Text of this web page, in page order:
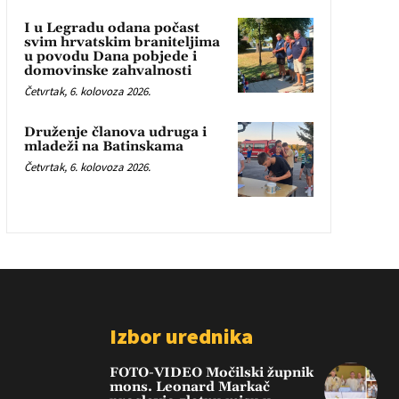
I u Legradu odana počast
svim hrvatskim braniteljima
u povodu Dana pobjede i
domovinske zahvalnosti
Četvrtak, 6. kolovoza 2026.
Druženje članova udruga i
mladeži na Batinskama
Četvrtak, 6. kolovoza 2026.
Izbor urednika
FOTO-VIDEO Močilski župnik
mons. Leonard Markač